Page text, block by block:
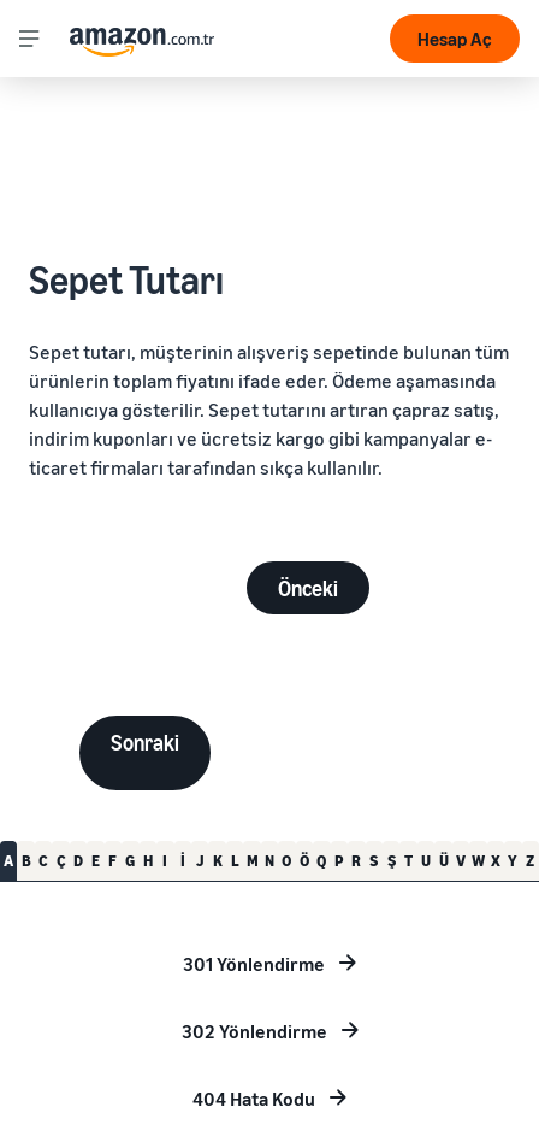
Hesap Aç
Sepet Tutarı
Sepet tutarı, müşterinin alışveriş sepetinde bulunan tüm
ürünlerin toplam fiyatını ifade eder. Ödeme aşamasında
kullanıcıya gösterilir. Sepet tutarını artıran çapraz satış,
indirim kuponları ve ücretsiz kargo gibi kampanyalar e-
ticaret firmaları tarafından sıkça kullanılır.
Önceki
Sonraki
A B C Ç D E F G H I İ J K L M N O Ö Q P R S Ş T U Ü V W X Y Z
301 Yönlendirme
302 Yönlendirme
404 Hata Kodu